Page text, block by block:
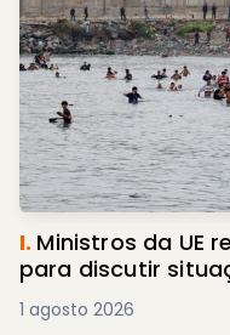
I. Ministros da UE
para discutir
1 agosto 2026